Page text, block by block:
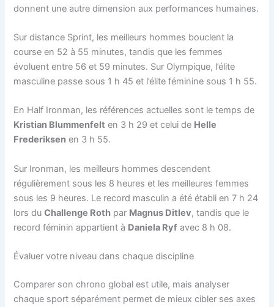
donnent une autre dimension aux performances humaines.
Sur distance Sprint, les meilleurs hommes bouclent la
course en 52 à 55 minutes, tandis que les femmes
évoluent entre 56 et 59 minutes. Sur Olympique, l’élite
masculine passe sous 1 h 45 et l’élite féminine sous 1 h 55.
En Half Ironman, les références actuelles sont le temps de
Kristian Blummenfelt en 3 h 29 et celui de Helle
Frederiksen en 3 h 55.
Sur Ironman, les meilleurs hommes descendent
régulièrement sous les 8 heures et les meilleures femmes
sous les 9 heures. Le record masculin a été établi en 7 h 24
lors duChallenge Roth par Magnus Ditlev, tandis que le
record féminin appartient à Daniela Ryf avec 8 h 08.
Évaluer votre niveau dans chaque discipline
Comparer son chrono global est utile, mais analyser
chaque sport séparément permet de mieux cibler ses axes